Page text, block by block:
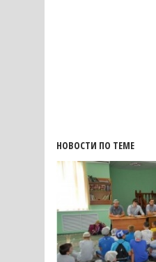
НОВОСТИ ПО ТЕМЕ